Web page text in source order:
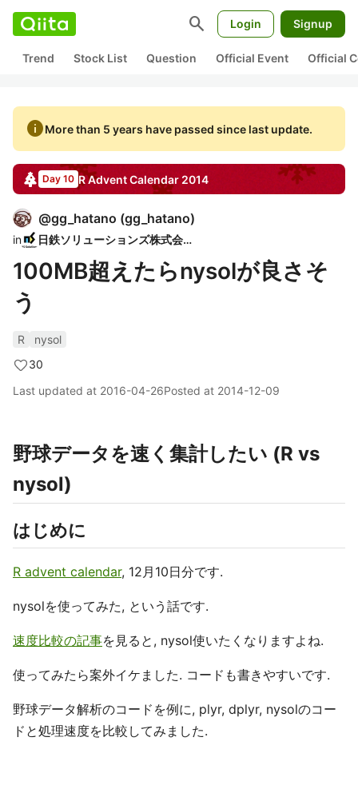
search Login Signup
Trend Stock List Question Official Event Official
infoMore than 5 years have passed since last update.
Day 10 RAdvent Calendar 2014
@gg_hatano (gg_hatano)
in 日鉄ソリューションズ株式会社
100MB超えたらnysolが良さそ
う
R
nysol
30
Last updated at 2016-04-26Posted at 2014-12-09
野球データを速く集計したい (R vs
nysol)
はじめに
R advent calendar, 12月10日分です.
nysolを使ってみた, という話です.
速度比較の記事を見ると, nysol使いたくなりますよね.
使ってみたら案外イケました. コードも書きやすいです.
野球データ解析のコードを例に, plyr, dplyr, nysolのコー
ドと処理速度を比較してみました.